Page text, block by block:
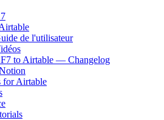
de l'utilisateur
to Airtable — Changelog
for Airtable